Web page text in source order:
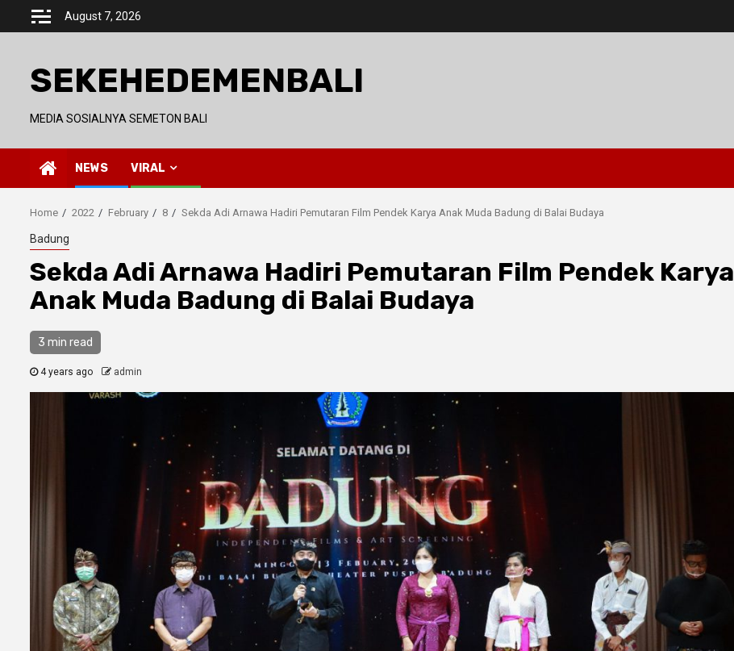
August 7, 2026
SEKEHEDEMENBALI
MEDIA SOSIALNYA SEMETON BALI
NEWS VIRAL
Home 2022 February 8 Sekda Adi Arnawa Hadiri Pemutaran Film Pendek Karya Anak Muda Badung di Balai Budaya
Badung
Sekda Adi Arnawa Hadiri Pemutaran Film Pendek Karya
Anak Muda Badung di Balai Budaya
3 min read
4 years ago admin